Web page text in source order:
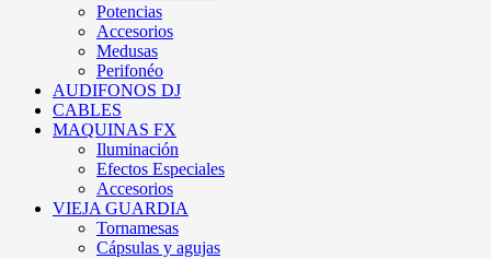
Potencias
Accesorios
Medusas
Perifonéo
AUDIFONOS DJ
CABLES
MAQUINAS FX
Iluminación
Efectos Especiales
Accesorios
VIEJA GUARDIA
Tornamesas
Cápsulas y agujas